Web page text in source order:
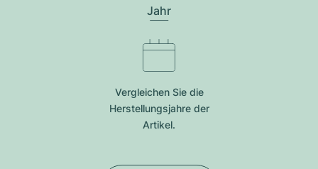
Jahr
Vergleichen Sie die
Herstellungsjahre der
Artikel.